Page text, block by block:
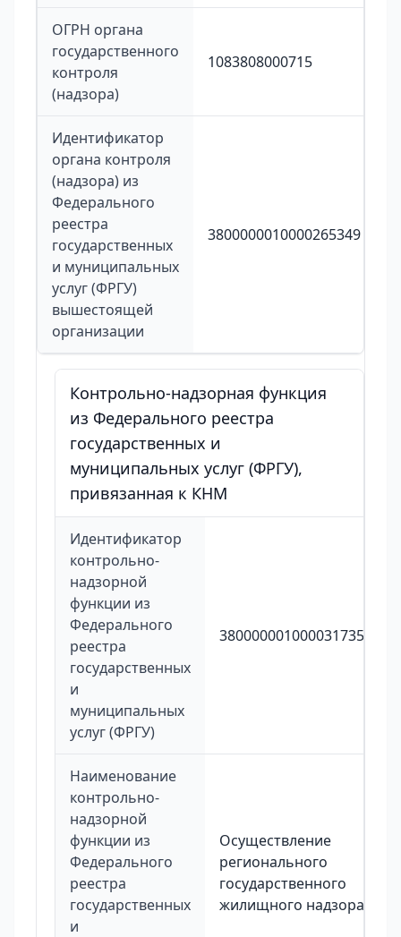
ОГРН органа
государственного
контроля
(надзора)
1083808000715
Идентификатор
органа контроля
(надзора) из
Федерального
реестра
государственных
и муниципальных
услуг (ФРГУ)
вышестоящей
организации
3800000010000265349
Контрольно-надзорная функция
из Федерального реестра
государственных и
муниципальных услуг (ФРГУ),
привязанная к КНМ
Идентификатор
контрольно-
надзорной
функции из
Федерального
реестра
государственных
и
муниципальных
услуг (ФРГУ)
3800000010000317350
Наименование
контрольно-
надзорной
функции из
Федерального
реестра
государственных
и
Осуществление
регионального
государственного
жилищного надзора